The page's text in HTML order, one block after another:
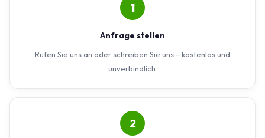
1
Anfrage stellen
Rufen Sie uns an oder schreiben Sie uns – kostenlos und
unverbindlich.
2